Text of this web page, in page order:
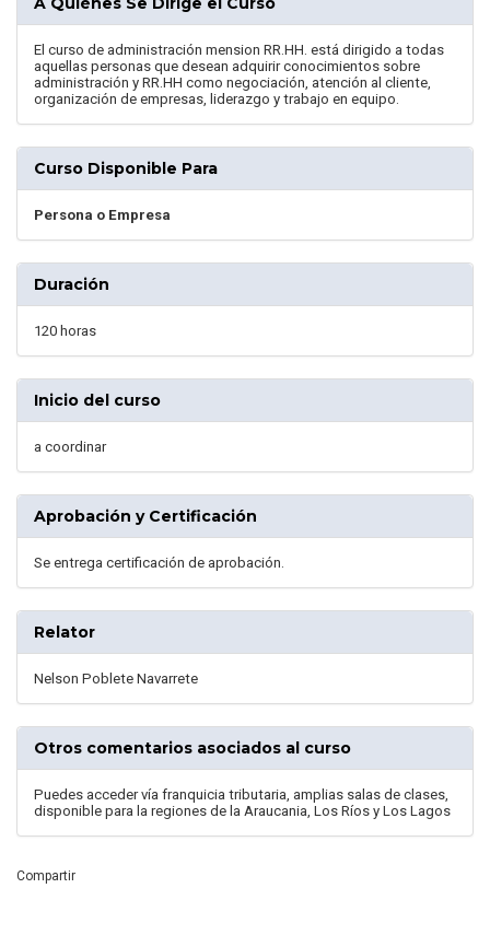
El curso de administración mension RR.HH. está dirigido a todas
aquellas personas que desean adquirir conocimientos sobre
administración y RR.HH como negociación, atención al cliente,
organización de empresas, liderazgo y trabajo en equipo.
Curso Disponible Para
Persona o Empresa
Duración
120 horas
Inicio del curso
a coordinar
Aprobación y Certificación
Se entrega certificación de aprobación.
Relator
Nelson Poblete Navarrete
Otros comentarios asociados al curso
Puedes acceder vía franquicia tributaria, amplias salas de clases,
disponible para la regiones de la Araucania, Los Ríos y Los Lagos
Compartir